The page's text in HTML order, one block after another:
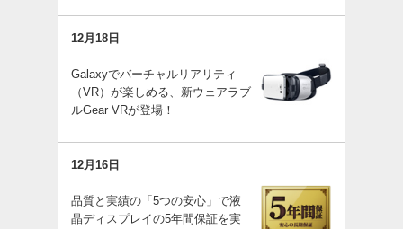
12月18日
Galaxyでバーチャルリアリティ
（VR）が楽しめる、新ウェアラブ
ルGear VRが登場！
12月16日
品質と実績の「5つの安心」で液
晶ディスプレイの5年間保証を実